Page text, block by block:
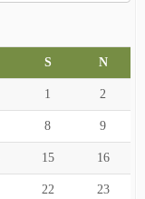
S N
1 2
8 9
15 16
22 23